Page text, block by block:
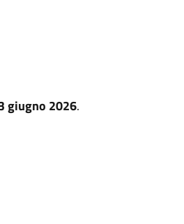
giugno 2026.